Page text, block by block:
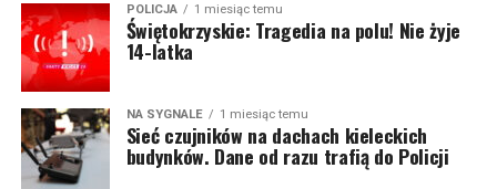
POLICJA 1 miesiąc temu
Świętokrzyskie: Tragedia na polu! Nie żyje
14-latka
NA SYGNALE 1 miesiąc temu
Sieć czujników na dachach kieleckich
budynków. Dane od razu trafią do Policji